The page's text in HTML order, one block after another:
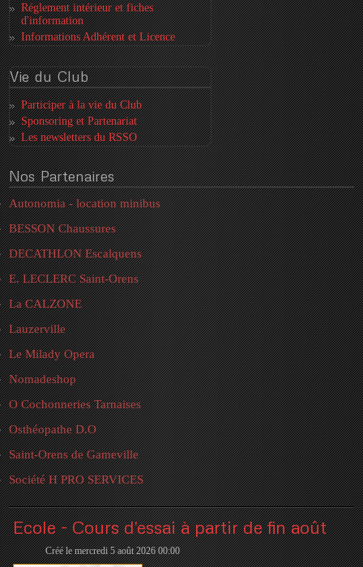
Réglement intérieur et fiches
d'information
Informations Adhérent et Licence
Viedu Club
Participer à la vie du Club
Sponsoring et Partenariat
Les newsletters du RSSO
NosPartenaires
Autonomia - location minibus
BESSON Chaussures
DECATHLON Escalquens
E. LECLERC Saint-Orens
La CALZONE
Lauzerville
Le Milady Opera
Nomadeshop
O Cochonneries Tarnaises
Osthéopathe D.O
Saint-Orens de Gameville
Société H PRO SERVICES
Ecole - Cours d'essai à partir de fin août
Créé le mercredi 5 août 2026 00:00